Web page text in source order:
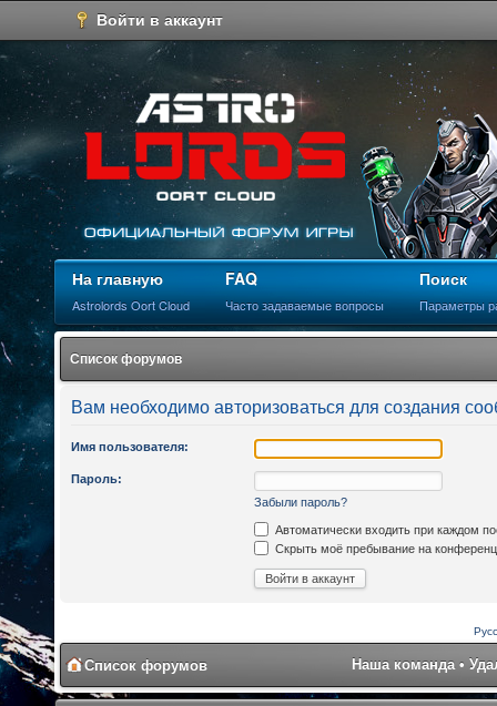
Войти в аккаунт
На главную
Astrolords Oort Cloud
FAQ
Часто задаваемые вопросы
Поиск
Параметры
Список форумов
Вам необходимо авторизоваться для создания
Имя пользователя:
Пароль:
Забыли пароль?
Автоматически входить при каждом
Скрыть моё пребывание на
Список форумов Наша команда•